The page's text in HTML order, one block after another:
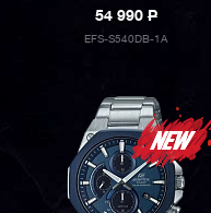
54 990P
EFS-S540DB-1A